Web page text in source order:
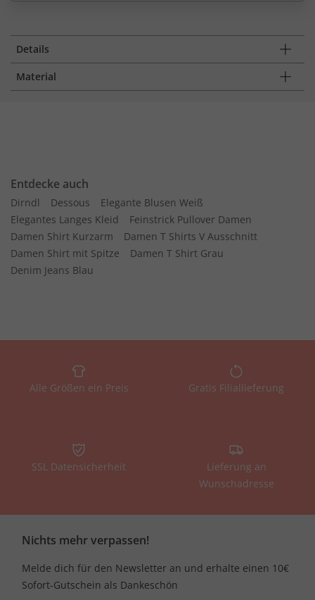
Details
Material
Entdecke auch
Dirndl Dessous
Elegante Blusen Weiß
Elegantes Langes Kleid
Feinstrick Pullover Damen
Damen Shirt Kurzarm
Damen T Shirts V Ausschnitt
Damen Shirt mit Spitze
Damen T Shirt Grau
Denim Jeans Blau
Alle Größen ein Preis Gratis Filiallieferung
SSL Datensicherheit
Lieferung an
Wunschadresse
Nichts mehr verpassen!
Melde dich für den Newsletter an und erhalte einen 10€
Sofort-Gutschein als Dankeschön